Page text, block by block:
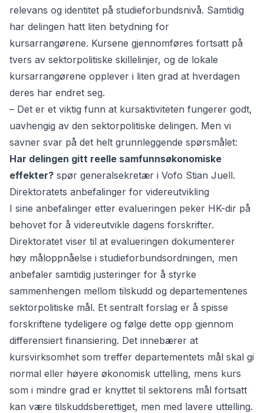
relevans og identitet på studieforbundsnivå. Samtidig
har delingen hatt liten betydning for
kursarrangørene. Kursene gjennomføres fortsatt på
tvers av sektorpolitiske skillelinjer, og de lokale
kursarrangørene opplever i liten grad at hverdagen
deres har endret seg.
– Det er et viktig funn at kursaktiviteten fungerer godt,
uavhengig av den sektorpolitiske delingen. Men vi
savner svar på det helt grunnleggende spørsmålet:
Har delingen gitt reelle samfunnsøkonomiske
effekter? spør generalsekretær i Vofo Stian Juell.
Direktoratets anbefalinger for videreutvikling
I sine anbefalinger etter evalueringen peker HK-dir på
behovet for å videreutvikle dagens forskrifter.
Direktoratet viser til at evalueringen dokumenterer
høy måloppnåelse i studieforbundsordningen, men
anbefaler samtidig justeringer for å styrke
sammenhengen mellom tilskudd og departementenes
sektorpolitiske mål. Et sentralt forslag er å spisse
forskriftene tydeligere og følge dette opp gjennom
differensiert finansiering. Det innebærer at
kursvirksomhet som treffer departementets mål skal gi
normal eller høyere økonomisk uttelling, mens kurs
som i mindre grad er knyttet til sektorens mål fortsatt
kan være tilskuddsberettiget, men med lavere uttelling.